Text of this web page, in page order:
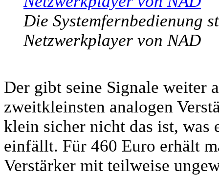
Die Systemfernbedienung
Netzwerkplayer von NAD
Der gibt seine Signale weiter
zweitkleinsten analogen
klein sicher nicht das ist, was
einfällt. Für 460 Euro erhält
Verstärker mit teilweise